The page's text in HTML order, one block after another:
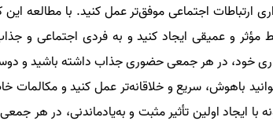
ارتباطات اجتماعی موفق‌تر عمل کنید. با مطالعه
مؤثر و عمیقی ایجاد کنید و به فردی اجتماعی و
خود، در هر جمعی حضوری جذاب داشته باشید و
باهوش، سریع و خلاقانه‌تر عمل کنید و مکالمات
با ایجاد اولین تأثیر مثبت و به‌یادماندنی، در هر